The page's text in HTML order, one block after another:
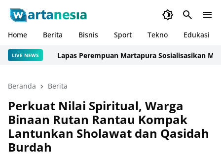
Home Berita Bisnis Sport Tekno Edukasi
LIVE NEWSLapas Perempuan Martapura Sosialisasikan
Beranda Berita
Perkuat Nilai Spiritual, Warga
Binaan Rutan Rantau Kompak
Lantunkan Sholawat dan Qasidah
Burdah